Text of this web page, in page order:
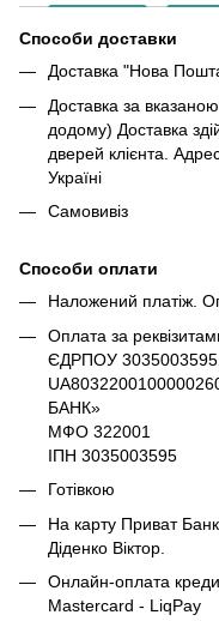
Способи доставки
Доставка "Нова
Доставка за
додому) Доставка
дверей клієнта.
Україні
Самовивіз
Способи оплати
Наложений платіж.
Оплата за
ЄДРПОУ 3035003595,
БАНК»
МФО 322001
ІПН 3035003595
Готівкою
На карту Приват
Діденко Віктор.
Онлайн-оплата
Mastercard - LiqPay